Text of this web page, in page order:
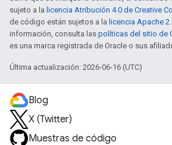
sujeto a la licencia Atribución 4.0 de Creative
de código están sujetos a la licencia Apache
información, consulta las políticas del sitio de
es una marca registrada de Oracle o sus
Última actualización: 2026-06-16 (UTC)
Blog
X (Twitter)
Muestras de código